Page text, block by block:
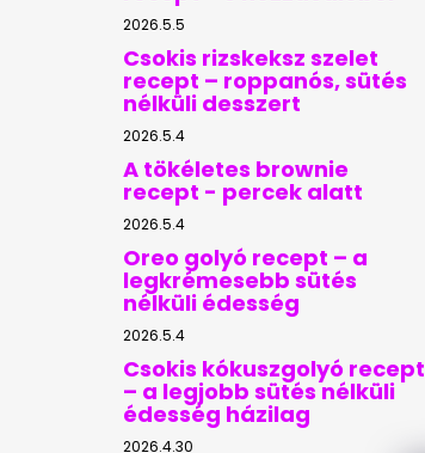
2026.5.5
Csokis rizskeksz szelet
recept – roppanós, sütés
nélküli desszert
2026.5.4
A tökéletes brownie
recept - percek alatt
2026.5.4
Oreo golyó recept – a
legkrémesebb sütés
nélküli édesség
2026.5.4
Csokis kókuszgolyó recept
– a legjobb sütés nélküli
édesség házilag
2026.4.30